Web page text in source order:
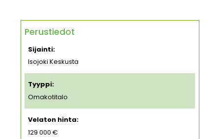
Perustiedot
Sijainti:
Isojoki Keskusta
Tyyppi:
Omakotitalo
Velaton hinta:
129 000 €